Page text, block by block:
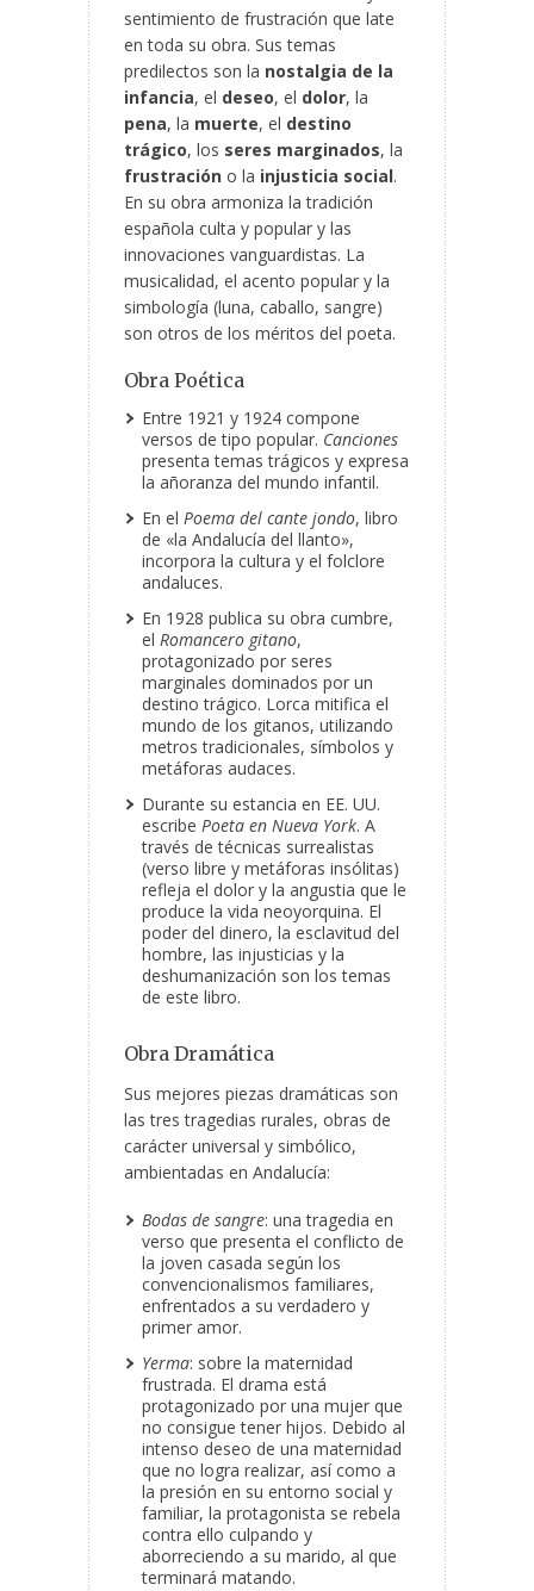
sentimiento de frustración que late
en toda su obra. Sus temas
predilectos son la nostalgia de la
infancia, el deseo, el dolor, la
pena, la muerte, el destino
trágico, los seres marginados, la
frustración o la injusticia social.
En su obra armoniza la tradición
española culta y popular y las
innovaciones vanguardistas. La
musicalidad, el acento popular y la
simbología (luna, caballo, sangre)
son otros de los méritos del poeta.
Obra Poética
Entre 1921 y 1924 compone
versos de tipo popular. Canciones
presenta temas trágicos y expresa
la añoranza del mundo infantil.
En el Poema del cante jondo, libro
de «la Andalucía del llanto»,
incorpora la cultura y el folclore
andaluces.
En 1928 publica su obra cumbre,
el Romancero gitano,
protagonizado por seres
marginales dominados por un
destino trágico. Lorca mitifica el
mundo de los gitanos, utilizando
metros tradicionales, símbolos y
metáforas audaces.
Durante su estancia en EE. UU.
escribe Poeta en Nueva York. A
través de técnicas surrealistas
(verso libre y metáforas insólitas)
refleja el dolor y la angustia que le
produce la vida neoyorquina. El
poder del dinero, la esclavitud del
hombre, las injusticias y la
deshumanización son los temas
de este libro.
Obra Dramática
Sus mejores piezas dramáticas son
las tres tragedias rurales, obras de
carácter universal y simbólico,
ambientadas en Andalucía:
Bodas de sangre: una tragedia en
verso que presenta el conflicto de
la joven casada según los
convencionalismos familiares,
enfrentados a su verdadero y
primer amor.
Yerma: sobre la maternidad
frustrada. El drama está
protagonizado por una mujer que
no consigue tener hijos. Debido al
intenso deseo de una maternidad
que no logra realizar, así como a
la presión en su entorno social y
familiar, la protagonista se rebela
contra ello culpando y
aborreciendo a su marido, al que
terminará matando.